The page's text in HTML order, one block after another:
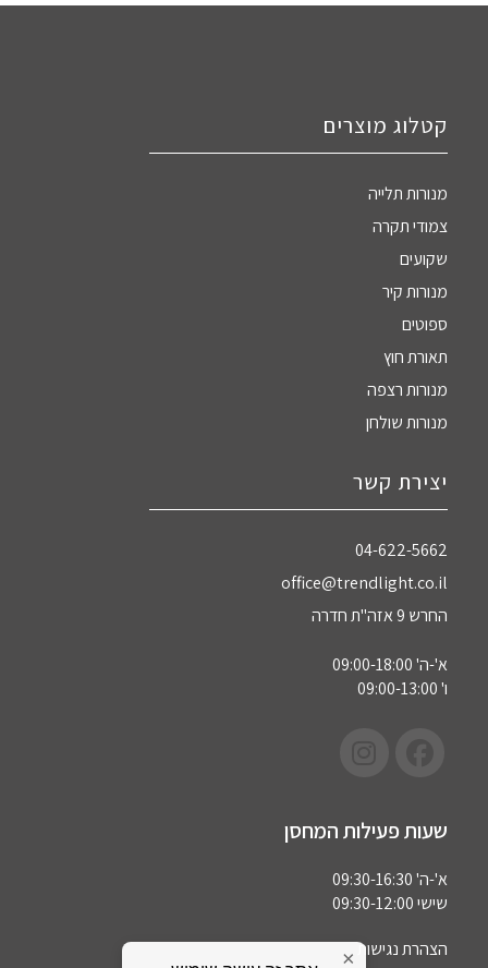
קטלוג מוצרים
מנורות תלייה
צמודי תקרה
שקועים
מנורות קיר
ספוטים
תאורת חוץ
מנורות רצפה
מנורות שולחן
יצירת קשר
04-622-5662‏
office@trendlight.co.il
החרש 9 אזה"ת חדרה
א'-ה' 09:00-18:00
ו' 09:00-13:00
שעות פעילות המחסן
א'-ה' 09:30-16:30
שישי 09:30-12:00
הצהרת נגישות×